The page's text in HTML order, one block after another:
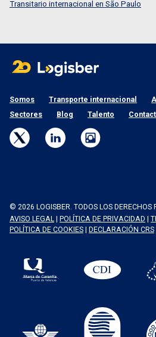
Transitario internacional en São Paulo
Somos Transporte internacional
Sectores
Blog Talento
© 2026 LOGISBER. TODOS LOS DERECHOS
AVISO LEGAL | POLÍTICA DE PRIVACIDAD |
POLÍTICA DE COOKIES | DECLARACIÓN CRS